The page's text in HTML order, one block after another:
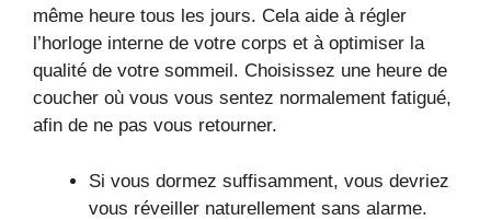
même heure tous les jours. Cela aide à régler
l’horloge interne de votre corps et à optimiser la
qualité de votre sommeil. Choisissez une heure de
coucher où vous vous sentez normalement fatigué,
afin de ne pas vous retourner.
Si vous dormez suffisamment, vous devriez
vous réveiller naturellement sans alarme.